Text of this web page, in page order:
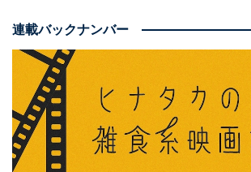
主人公は憧れの作家を見つけるために
見習い記者として活動する女子高生。
メで、「憧れの作家は誰？」というミス
提に、初めての仕事でコツをつかんだり
連載バックナンバー